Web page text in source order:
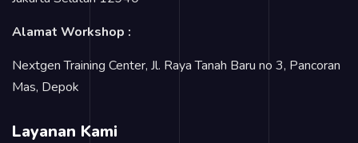
Alamat Workshop :
Nextgen Training Center, Jl. Raya Tanah Baru no 3, Pancoran
Mas, Depok
Layanan Kami